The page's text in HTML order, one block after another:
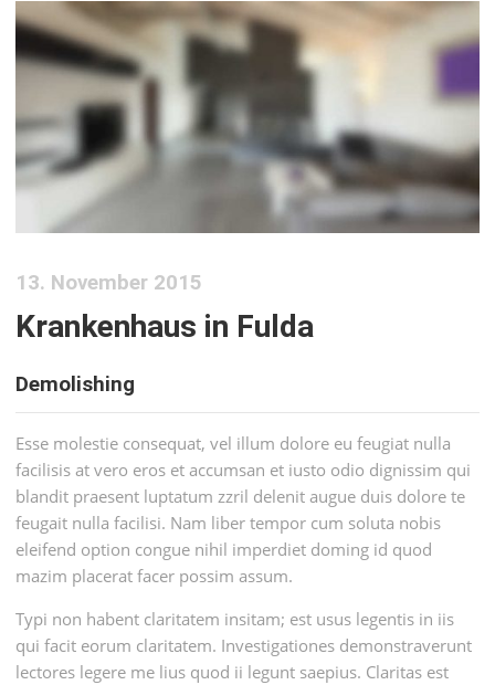
13. November 2015
Krankenhaus in Fulda
Demolishing
Esse molestie consequat, vel illum dolore eu feugiat nulla
facilisis at vero eros et accumsan et iusto odio dignissim qui
blandit praesent luptatum zzril delenit augue duis dolore te
feugait nulla facilisi. Nam liber tempor cum soluta nobis
eleifend option congue nihil imperdiet doming id quod
mazim placerat facer possim assum.
Typi non habent claritatem insitam; est usus legentis in iis
qui facit eorum claritatem. Investigationes demonstraverunt
lectores legere me lius quod ii legunt saepius. Claritas est